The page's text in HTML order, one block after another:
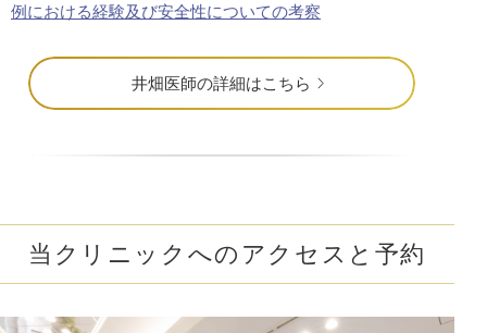
例における経験及び安全性についての考察
井畑医師の詳細はこちら
当クリニックへのアクセスと予約